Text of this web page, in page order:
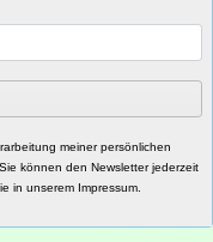
meiner persönlichen
können den Newsletter jederzeit
in unserem Impressum.